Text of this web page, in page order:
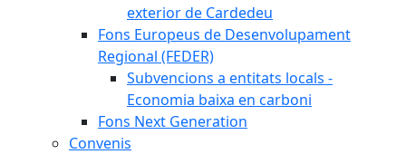
exterior de Cardedeu
Fons Europeus de Desenvolupament
Regional (FEDER)
Subvencions a entitats locals -
Economia baixa en carboni
Fons Next Generation
Convenis